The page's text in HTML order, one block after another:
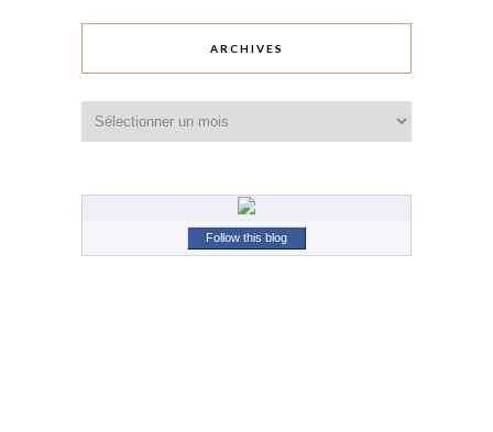
ARCHIVES
Follow this blog